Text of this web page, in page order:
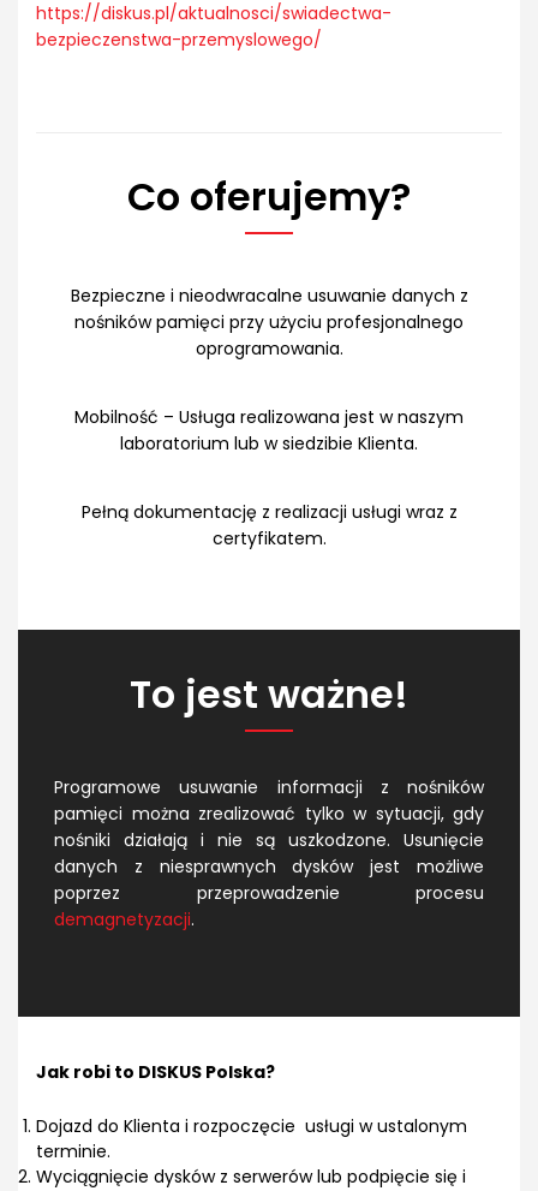
https://diskus.pl/aktualnosci/swiadectwa-
bezpieczenstwa-przemyslowego/
Co oferujemy?
Bezpieczne i nieodwracalne usuwanie danych z
nośników pamięci przy użyciu profesjonalnego
oprogramowania.
Mobilność – Usługa realizowana jest w naszym
laboratorium lub w siedzibie Klienta.
Pełną dokumentację z realizacji usługi wraz z
certyfikatem.
To jest ważne!
Programowe usuwanie informacji z nośników
pamięci można zrealizować tylko w sytuacji, gdy
nośniki działają i nie są uszkodzone. Usunięcie
danych z niesprawnych dysków jest możliwe
poprzez przeprowadzenie procesu
demagnetyzacji.
Jak robi to DISKUS Polska?
Dojazd do Klienta i rozpoczęcie usługi w ustalonym
terminie.
Wyciągnięcie dysków z serwerów lub podpięcie się i